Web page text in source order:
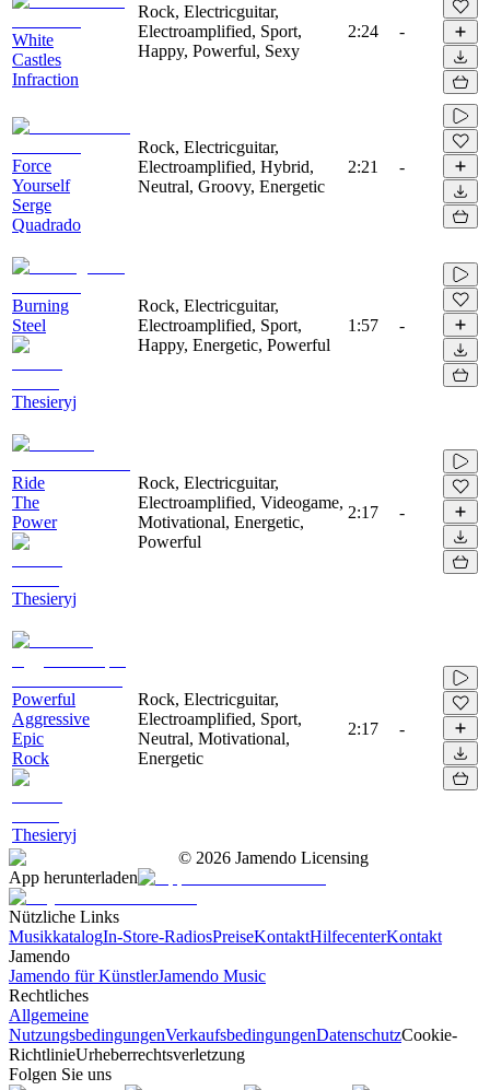
White
Castles
Infraction
Rock, Electricguitar,
Electroamplified, Sport,
Happy, Powerful, Sexy
2:24 -
Force
Yourself
Serge
Quadrado
Rock, Electricguitar,
Electroamplified, Hybrid,
Neutral, Groovy, Energetic
2:21 -
Burning
Steel
Thesieryj
Rock, Electricguitar,
Electroamplified, Sport,
Happy, Energetic, Powerful
1:57 -
Ride
The
Power
Thesieryj
Rock, Electricguitar,
Electroamplified, Videogame,
Motivational, Energetic,
Powerful
2:17 -
Powerful
Aggressive
Epic
Rock
Thesieryj
Rock, Electricguitar,
Electroamplified, Sport,
Neutral, Motivational,
Energetic
2:17 -
© 2026 Jamendo Licensing
App herunterladen
Nützliche Links
MusikkatalogIn-Store-RadiosPreiseKontaktHilfecenterKontakt
Jamendo
Jamendo für KünstlerJamendo Music
Rechtliches
Allgemeine
NutzungsbedingungenVerkaufsbedingungenDatenschutzCookie-
RichtlinieUrheberrechtsverletzung
Folgen Sie uns